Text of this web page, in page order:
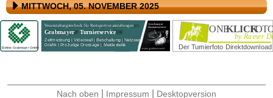
MITTWOCH, 05. NOVEMBER 2025
Nach oben Impressum Desktopversion